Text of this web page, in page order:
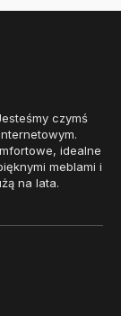
czymś
idealne
meblami i
na lata.